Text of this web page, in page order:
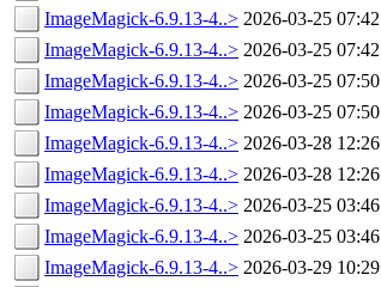
ImageMagick-6.9.13-4..> 2026-03-25 07:42
ImageMagick-6.9.13-4..> 2026-03-25 07:42
ImageMagick-6.9.13-4..> 2026-03-25 07:50
ImageMagick-6.9.13-4..> 2026-03-25 07:50
ImageMagick-6.9.13-4..> 2026-03-28 12:26
ImageMagick-6.9.13-4..> 2026-03-28 12:26
ImageMagick-6.9.13-4..> 2026-03-25 03:46
ImageMagick-6.9.13-4..> 2026-03-25 03:46
ImageMagick-6.9.13-4..> 2026-03-29 10:29